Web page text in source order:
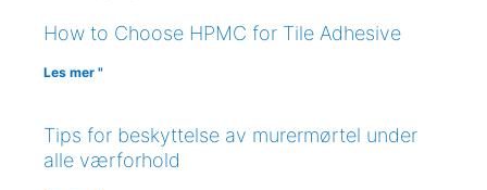
How to Choose HPMC for Tile Adhesive
Les mer "
Tips for beskyttelse av murermørtel under
alle værforhold